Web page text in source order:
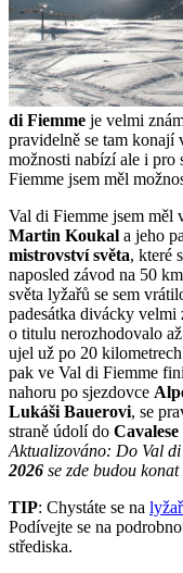
di Fiemme je velmi
pravidelně se tam konají
možnosti nabízí ale i pro
Fiemme jsem měl
Val di Fiemme jsem měl
Martin Koukal a jeho
mistrovství světa, které
naposled závod na 50
světa lyžařů se sem
padesátka divácky
o titulu nerozhodovalo
ujel už po 20
pak ve Val di Fiemme
nahoru po sjezdovce
Lukáši Bauerovi, se
straně údolí do Cavalese
Aktualizováno: Do Val
2026 se zde budou
TIP: Chystáte se na
Podívejte se na
střediska.